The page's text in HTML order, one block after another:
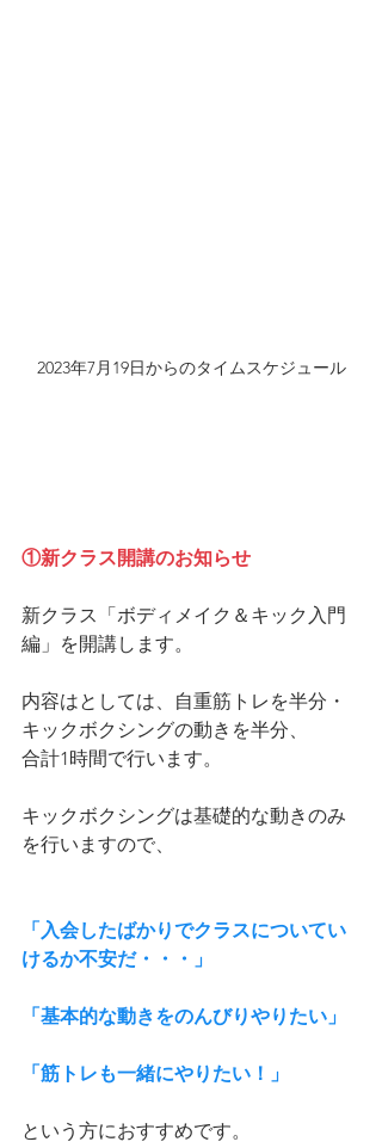
2023年7月19日からのタイムスケジュール
①新クラス開講のお知らせ
新クラス「ボディメイク＆キック入門
編」を開講します。
内容はとしては、自重筋トレを半分・
キックボクシングの動きを半分、
合計1時間で行います。
キックボクシングは基礎的な動きのみ
を行いますので、
「入会したばかりでクラスについてい
けるか不安だ・・・」
「基本的な動きをのんびりやりたい」
「筋トレも一緒にやりたい！」
という方におすすめです。